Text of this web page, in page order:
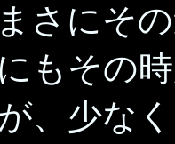
さにそ
もその
、少な